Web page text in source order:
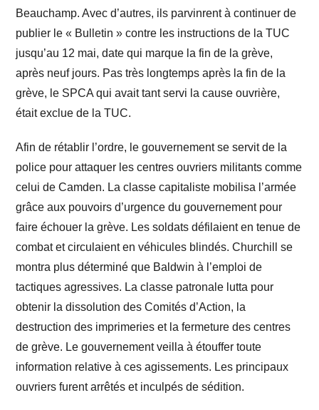
Beauchamp. Avec d’autres, ils parvinrent à continuer de
publier le « Bulletin » contre les instructions de la TUC
jusqu’au 12 mai, date qui marque la fin de la grève,
après neuf jours. Pas très longtemps après la fin de la
grève, le SPCA qui avait tant servi la cause ouvrière,
était exclue de la TUC.
Afin de rétablir l’ordre, le gouvernement se servit de la
police pour attaquer les centres ouvriers militants comme
celui de Camden. La classe capitaliste mobilisa l’armée
grâce aux pouvoirs d’urgence du gouvernement pour
faire échouer la grève. Les soldats défilaient en tenue de
combat et circulaient en véhicules blindés. Churchill se
montra plus déterminé que Baldwin à l’emploi de
tactiques agressives. La classe patronale lutta pour
obtenir la dissolution des Comités d’Action, la
destruction des imprimeries et la fermeture des centres
de grève. Le gouvernement veilla à étouffer toute
information relative à ces agissements. Les principaux
ouvriers furent arrêtés et inculpés de sédition.